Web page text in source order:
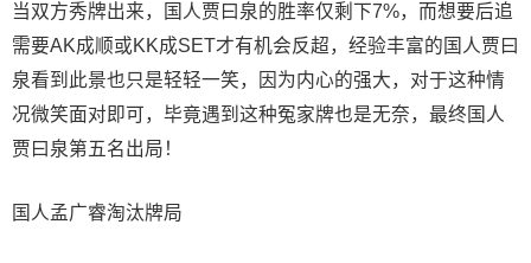
当双方秀牌出来，国人贾曰泉的胜率仅剩下7%，而想要后追
需要AK成顺或KK成SET才有机会反超，经验丰富的国人贾曰
泉看到此景也只是轻轻一笑，因为内心的强大，对于这种情
况微笑面对即可，毕竟遇到这种冤家牌也是无奈，最终国人
贾曰泉第五名出局！
国人孟广睿淘汰牌局